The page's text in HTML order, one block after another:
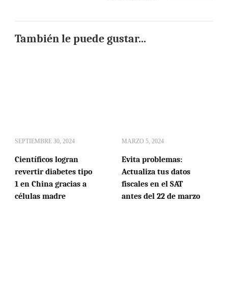
También le puede gustar...
SEPTIEMBRE 30, 2024
Científicos logran
revertir diabetes tipo
1 en China gracias a
células madre
MARZO 5, 2024
Evita problemas:
Actualiza tus datos
fiscales en el SAT
antes del 22 de marzo